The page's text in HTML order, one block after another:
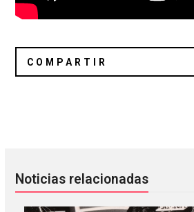
Noticias relacionadas